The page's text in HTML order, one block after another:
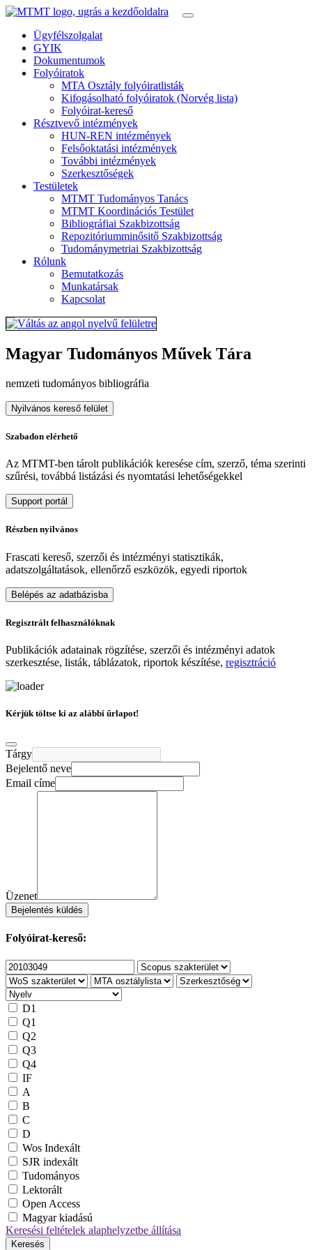
Ügyfélszolgalat
GYIK
Dokumentumok
Folyóiratok
MTA Osztály folyóiratlisták
Kifogásolható folyóiratok (Norvég lista)
Folyóirat-kereső
Résztvevő intézmények
HUN-REN intézmények
Felsőoktatási intézmények
További intézmények
Szerkesztőségek
Testületek
MTMT Tudományos Tanács
MTMT Koordinációs Testület
Bibliográfiai Szakbizottság
Repozitóriumminősitő Szakbizottság
Tudománymetriai Szakbizottság
Rólunk
Bemutatkozás
Munkatársak
Kapcsolat
Magyar Tudományos Művek Tára
nemzeti tudományos bibliográfia
Nyilvános kereső felület
Szabadon elérhető
Az MTMT-ben tárolt publikációk keresése cím, szerző, téma szerinti
szűrési, továbbá listázási és nyomtatási lehetőségekkel
Support portál
Részben nyilvános
Frascati kereső, szerzői és intézményi statisztikák,
adatszolgáltatások, ellenőrző eszközök, egyedi riportok
Belépés az adatbázisba
Regisztrált felhasználóknak
Publikációk adatainak rögzítése, szerzői és intézményi adatok
szerkesztése, listák, táblázatok, riportok készítése, regisztráció
Kérjük töltse ki az alábbi űrlapot!
Tárgy
Bejelentő neve
Email címe
Üzenet
Bejelentés küldés
Folyóirat-kereső:
D1
Q1
Q2
Q3
Q4
IF
A
B
C
D
Wos Indexált
SJR indexált
Tudományos
Lektorált
Open Access
Magyar kiadású
Keresési feltételek alaphelyzetbe állítása
Keresés